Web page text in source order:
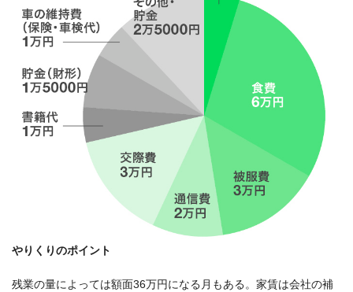
やりくりのポイント
残業の量によっては額面36万円になる月もある。家賃は会社の補